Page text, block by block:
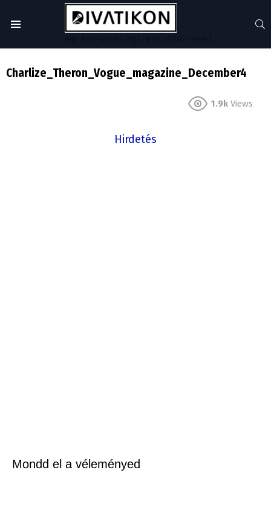
Charlize_Theron_Vogue_magazine_December4
1.9k Views
Hirdetés
Mondd el a véleményed